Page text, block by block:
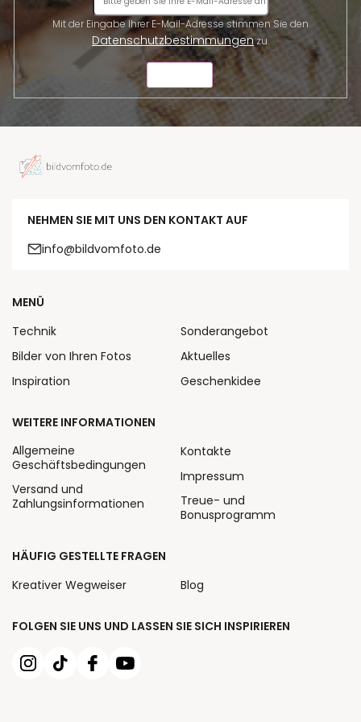
Datenschutzbestimmungenzu.
NEHMEN SIE MIT UNS DEN KONTAKT AUF
info@bildvomfoto.de
FOLGEN SIE UNS UND LASSEN SIE SICH INSPIRIEREN
MENÜ
Technik
Bilder von Ihren Fotos
Inspiration
Sonderangebot
Aktuelles
Geschenkidee
WEITERE INFORMATIONEN
Allgemeine
Geschäftsbedingungen
Versand und
Zahlungsinformationen
Kontakte
Impressum
Treue- und
Bonusprogramm
HÄUFIG GESTELLTE FRAGEN
Kreativer Wegweiser
Blog